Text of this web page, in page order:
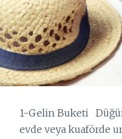
1-Gelin Buketi
evde veya kuaförde